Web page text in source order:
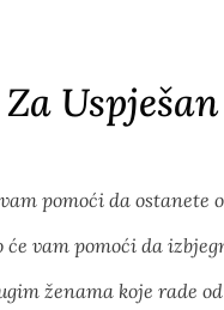
pomoći da
vam pomoći da
ženama koje rade